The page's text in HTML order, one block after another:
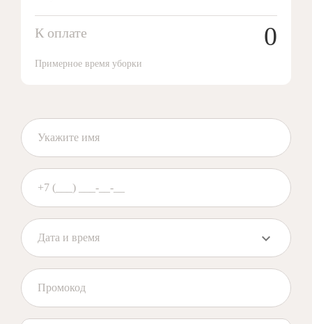
К оплате 0
Примерное время уборки